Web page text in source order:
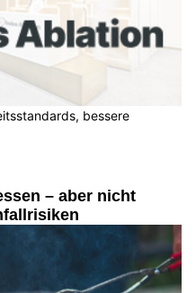
bessere
– aber nicht